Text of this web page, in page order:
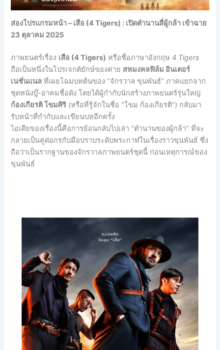
ส่องโปรแกรมหน้า – เสือ (4 Tigers) : เปิดตำนานสี่ผู้กล้า เข้าฉาย
23 ตุลาคม 2025
ภาพยนตร์เรื่อง เสือ (4 Tigers) หรือชื่อภาษาอังกฤษ4 Tigers
ถือเป็นหนึ่งในโปรเจกต์ยักษ์ของค่าย สหมงคลฟิล์ม อินเตอร์
เนชั่นแนล ที่เผยโฉมบทต้นของ “จักรวาล ขุนพันธ์” ภาคแยกจาก
ชุดหนังบู๊-อาคมชื่อดัง โดยได้ผู้กำกับนักสร้างภาพยนตร์รุ่นใหญ่
ก้องเกียรติ โขมศิริ (หรือที่รู้จักในชื่อ “โขม ก้องเกียรติ”) กลับมา
รับหน้าที่กำกับและเขียนบทอีกครั้ง
ไอเดียของเรื่องนี้คือการย้อนกลับไปเล่า “ตำนานของผู้กล้า” ที่จะ
กลายเป็นคู่ต่อกรกับมือปราบระดับพระกาฬในเรื่องราวขุนพันธ์ ซึ่ง
ถือว่าเป็นรากฐานของจักรวาลภาพยนตร์ชุดนี้ ก่อนเหตุการณ์ของ
ขุนพันธ์